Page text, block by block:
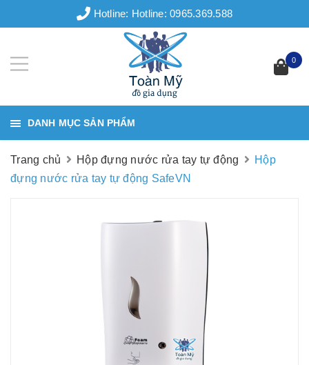
Hotline: Hotline: 0965.369.588
0
DANH MỤC SẢN PHẨM
Trang chủ Hộp đựng nước rửa tay tự động
Hộp
đựng nước rửa tay tự động SafeVN